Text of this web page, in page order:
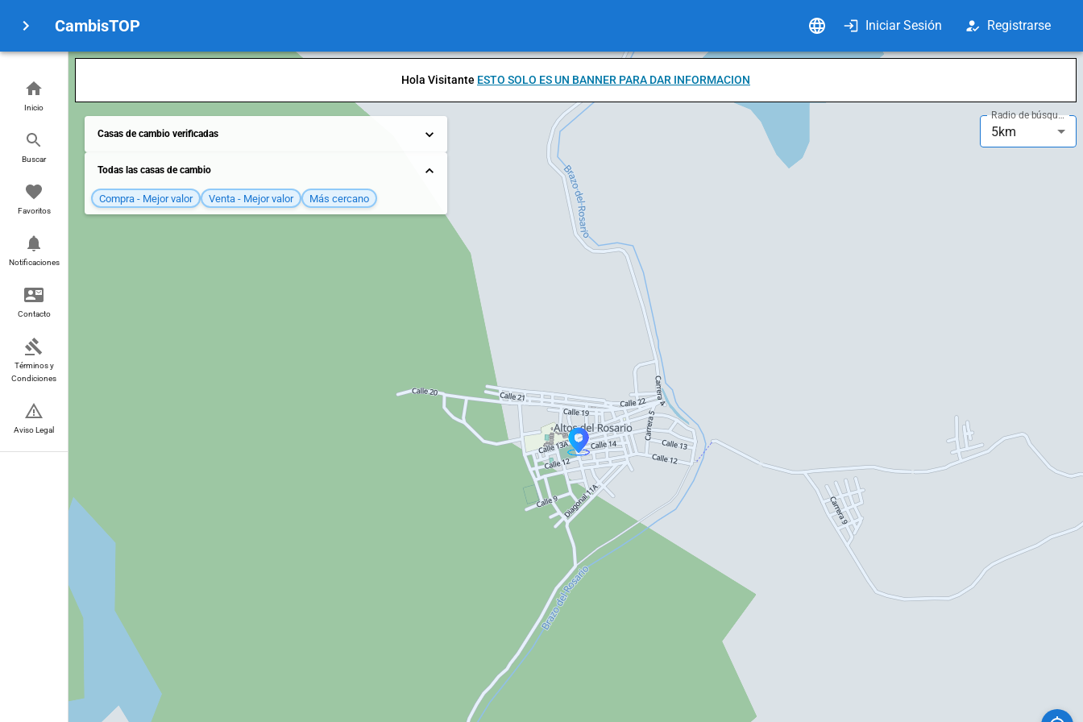
CambisTOP Iniciar Sesión Registrarse
Inicio
Buscar
Favoritos
Notificaciones
Contacto
Términos y
Condiciones
Aviso Legal
Hola Visitante ESTO SOLO ES UN BANNER PARA DAR INFORMACION
Radio de búsqueda
5km
Casas de cambio verificadas
Todas las casas de cambio
Compra - Mejor valor Venta - Mejor valor Más cercano